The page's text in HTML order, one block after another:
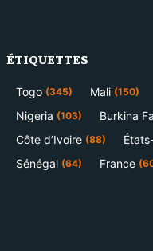
ÉTIQUETTES
Togo (345) Mali (150)
Nigeria (103) Burkina
Côte d’Ivoire (88)
Sénégal (64) France